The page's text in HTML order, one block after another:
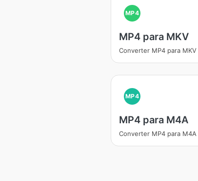
MP4
MP4 para MKV
Converter MP4 para MKV
MP4
MP4 para M4A
Converter MP4 para M4A